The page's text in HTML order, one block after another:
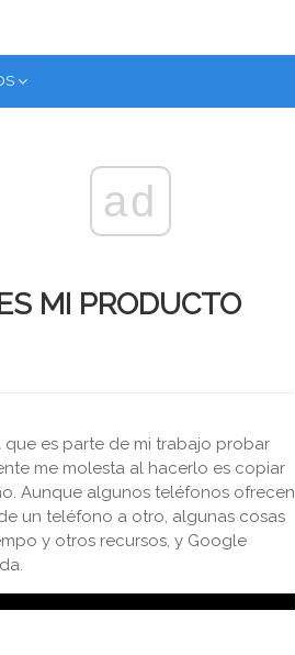
ad
MI PRODUCTO
es parte de mi trabajo probar
me molesta al hacerlo es copiar
Aunque algunos teléfonos ofrecen
un teléfono a otro, algunas cosas
y otros recursos, y Google